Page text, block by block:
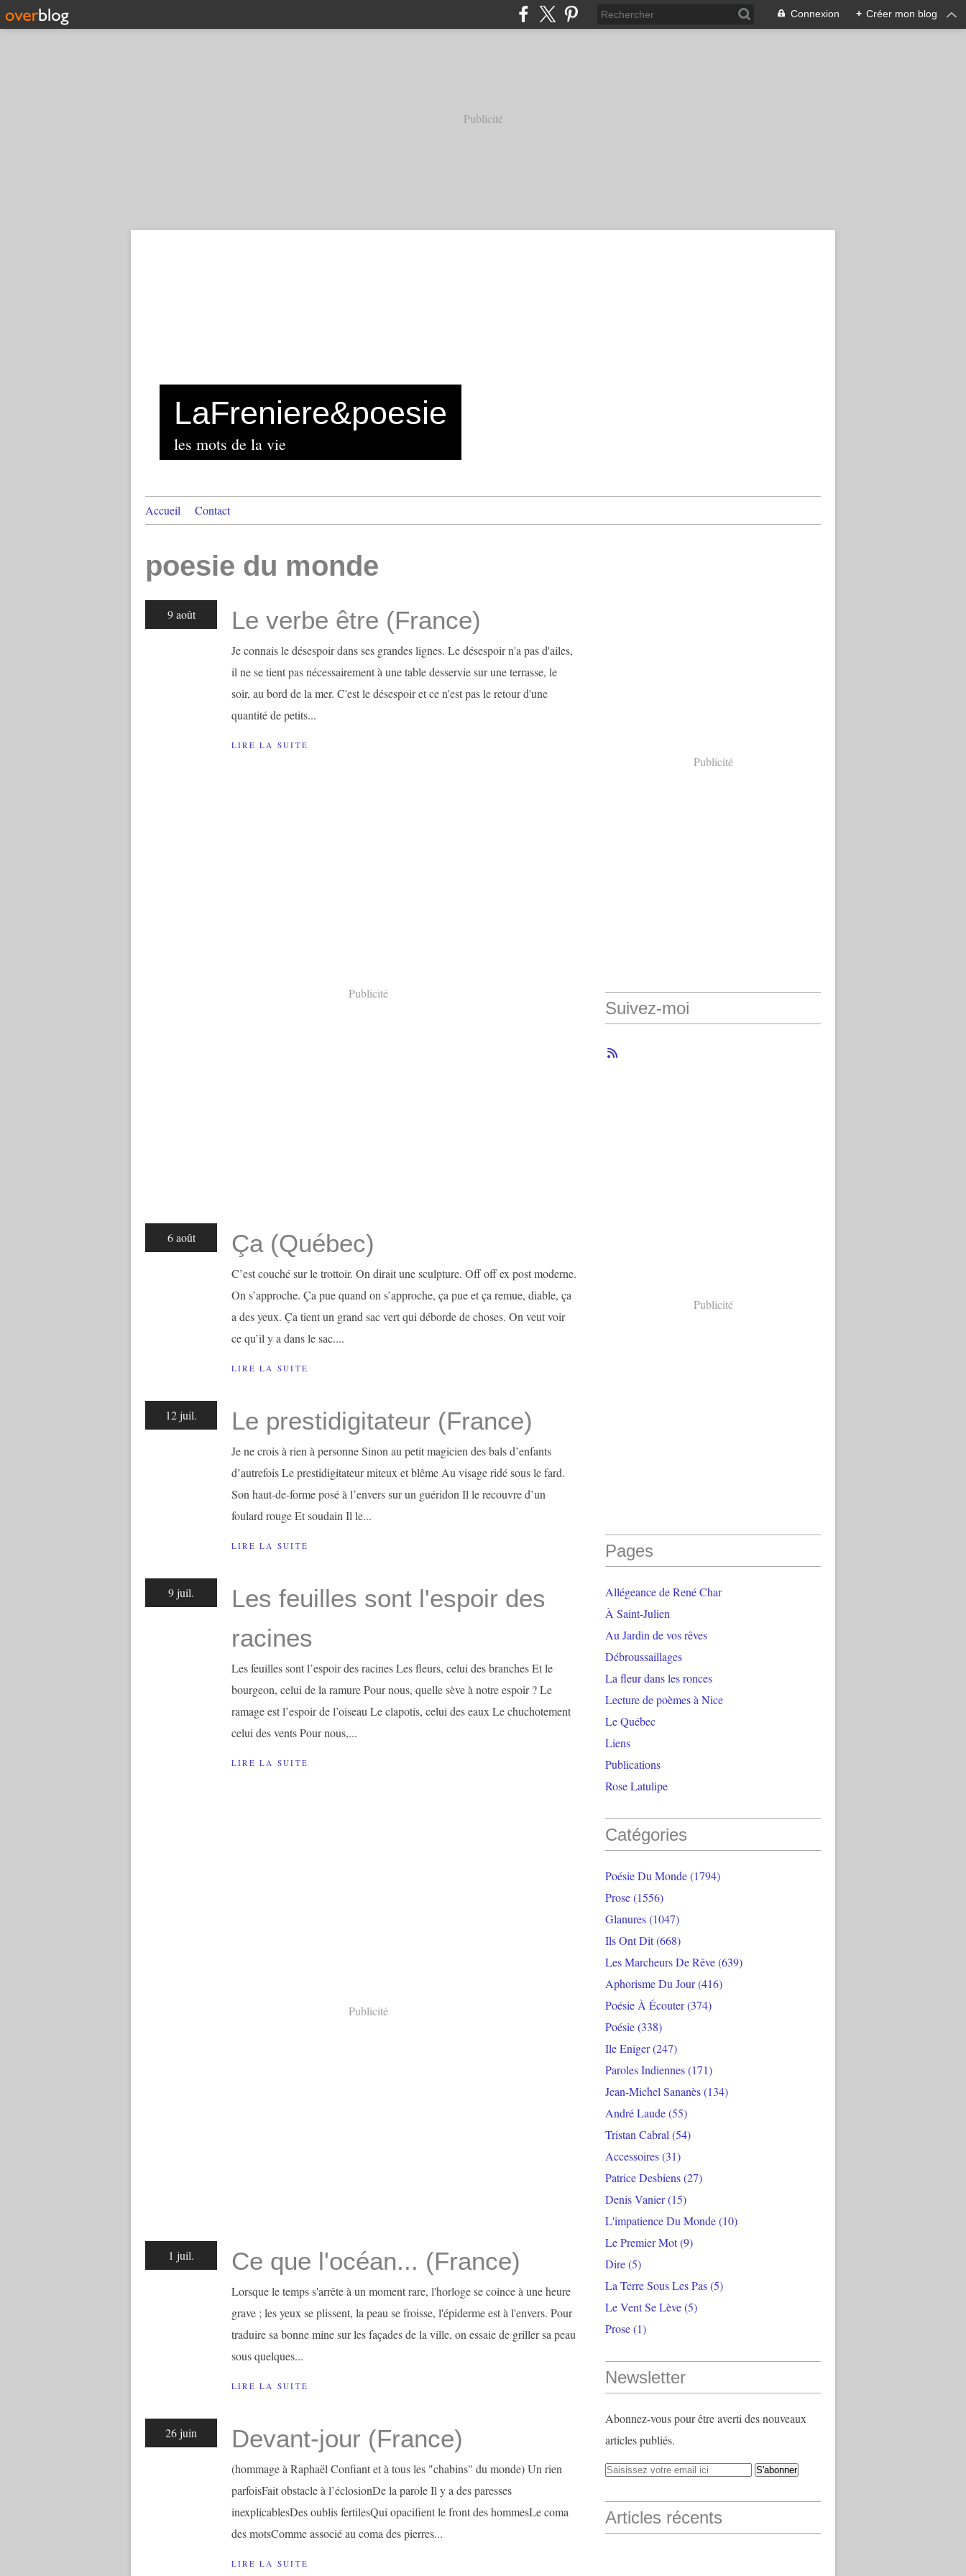
Connexion + Créer mon blog
Publicité
LaFreniere&poesie
les mots de la vie
Accueil Contact
poesie du monde
9 août Le verbe être (France)
Je connais le désespoir dans ses grandes lignes. Le désespoir n'a pas d'ailes,
il ne se tient pas nécessairement à une table desservie sur une terrasse, le
soir, au bord de la mer. C'est le désespoir et ce n'est pas le retour d'une
quantité de petits...
LIRE LA SUITE
Publicité
6 août Ça (Québec)
C’est couché sur le trottoir. On dirait une sculpture. Off off ex post moderne.
On s’approche. Ça pue quand on s’approche, ça pue et ça remue, diable, ça
a des yeux. Ça tient un grand sac vert qui déborde de choses. On veut voir
ce qu’il y a dans le sac....
LIRE LA SUITE
12 juil. Le prestidigitateur (France)
Je ne crois à rien à personne Sinon au petit magicien des bals d’enfants
d’autrefois Le prestidigitateur miteux et blême Au visage ridé sous le fard.
Son haut-de-forme posé à l’envers sur un guéridon Il le recouvre d’un
foulard rouge Et soudain Il le...
LIRE LA SUITE
9 juil.
Les feuilles sont l'espoir des
racines
Les feuilles sont l’espoir des racines Les fleurs, celui des branches Et le
bourgeon, celui de la ramure Pour nous, quelle sève à notre espoir ? Le
ramage est l’espoir de l’oiseau Le clapotis, celui des eaux Le chuchotement
celui des vents Pour nous,...
LIRE LA SUITE
Publicité
1 juil. Ce que l'océan... (France)
Lorsque le temps s'arrête à un moment rare, l'horloge se coince à une heure
grave ; les yeux se plissent, la peau se froisse, l'épiderme est à l'envers. Pour
traduire sa bonne mine sur les façades de la ville, on essaie de griller sa peau
sous quelques...
LIRE LA SUITE
26 juin Devant-jour (France)
(hommage à Raphaël Confiant et à tous les "chabins" du monde) Un rien
parfoisFait obstacle à l’éclosionDe la parole Il y a des paresses
inexplicablesDes oublis fertilesQui opacifient le front des hommesLe coma
des motsComme associé au coma des pierres...
LIRE LA SUITE
Publicité
Suivez-moi
Publicité
Pages
Allégeance de René Char
À Saint-Julien
Au Jardin de vos rêves
Débroussaillages
La fleur dans les ronces
Lecture de poèmes à Nice
Le Québec
Liens
Publications
Rose Latulipe
Catégories
Poésie Du Monde(1794)
Prose(1556)
Glanures(1047)
Ils Ont Dit(668)
Les Marcheurs De Rêve(639)
Aphorisme Du Jour(416)
Poésie À Écouter(374)
Poésie(338)
Ile Eniger(247)
Paroles Indiennes(171)
Jean-Michel Sananès(134)
André Laude(55)
Tristan Cabral (54)
Accessoires(31)
Patrice Desbiens(27)
Denis Vanier(15)
L'impatience Du Monde(10)
Le Premier Mot(9)
Dire(5)
La Terre Sous Les Pas(5)
Le Vent Se Lève(5)
Prose(1)
Newsletter
Abonnez-vous pour être averti des nouveaux
articles publiés.
Articles récents